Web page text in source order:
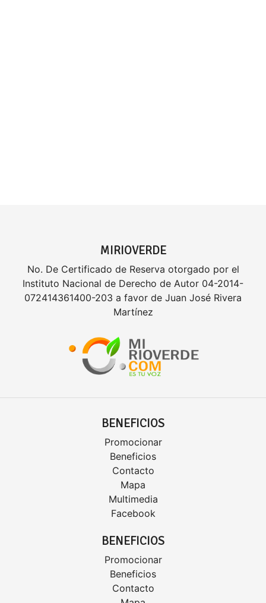
MIRIOVERDE
No. De Certificado de Reserva otorgado por el
Instituto Nacional de Derecho de Autor 04-2014-
072414361400-203 a favor de Juan José Rivera
Martínez
BENEFICIOS
Promocionar
Beneficios
Contacto
Mapa
Multimedia
Facebook
BENEFICIOS
Promocionar
Beneficios
Contacto